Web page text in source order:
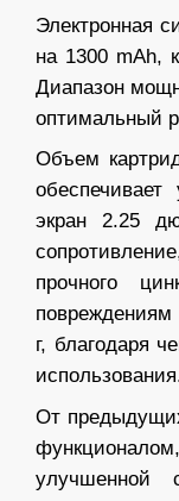
Электронная
на 1300 mAh,
Диапазон
оптимальный
Объем
экран 2.25
прочного
повреждениям
г, благодаря
От
улучшенной